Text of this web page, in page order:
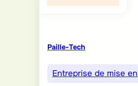
Paille-Tech
Entreprise de mise